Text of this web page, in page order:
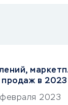
продаж в 2023
2023